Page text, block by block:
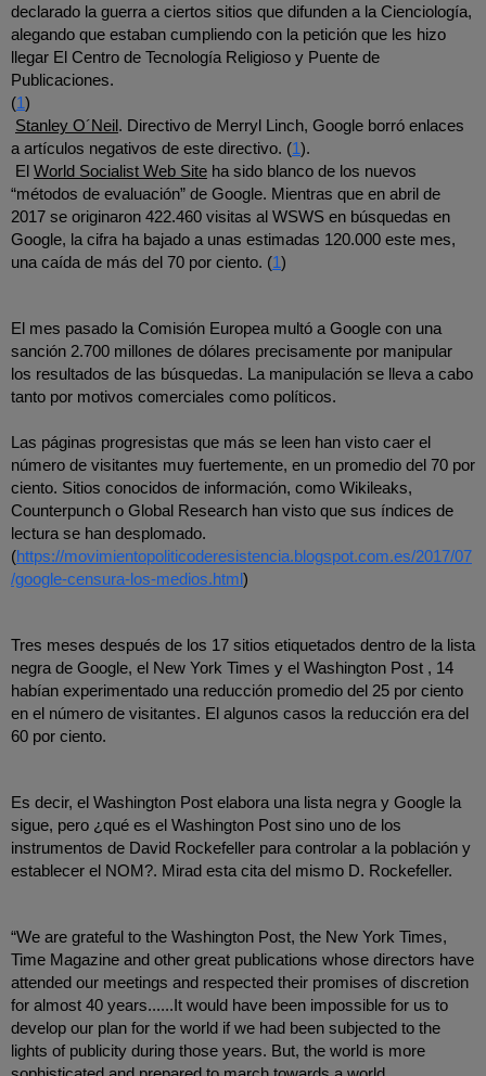
declarado la guerra a ciertos sitios que difunden a la Cienciología,
alegando que estaban cumpliendo con la petición que les hizo
llegar El Centro de Tecnología Religioso y Puente de
Publicaciones.
(1 )
Stanley O´Neil . Directivo de Merryl Linch, Google borró enlaces
a artículos negativos de este directivo. (1 ).
El World Socialist Web Site ha sido blanco de los nuevos
“métodos de evaluación” de Google. Mientras que en abril de
2017 se originaron 422.460 visitas al WSWS en búsquedas en
Google, la cifra ha bajado a unas estimadas 120.000 este mes,
una caída de más del 70 por ciento. (1 )
El mes pasado la Comisión Europea multó a Google con una
sanción 2.700 millones de dólares precisamente por manipular
los resultados de las búsquedas. La manipulación se lleva a cabo
tanto por motivos comerciales como políticos.
Las páginas progresistas que más se leen han visto caer el
número de visitantes muy fuertemente, en un promedio del 70 por
ciento. Sitios conocidos de información, como Wikileaks,
Counterpunch o Global Research han visto que sus índices de
lectura se han desplomado.
(https://movimientopoliticoderesistencia.blogspot.com.es/2017/07
/google-censura-los-medios.html )
Tres meses después de los 17 sitios etiquetados dentro de la lista
negra de Google, el New York Times y el Washington Post , 14
habían experimentado una reducción promedio del 25 por ciento
en el número de visitantes. El algunos casos la reducción era del
60 por ciento.
Es decir, el Washington Post elabora una lista negra y Google la
sigue, pero ¿qué es el Washington Post sino uno de los
instrumentos de David Rockefeller para controlar a la población y
establecer el NOM?. Mirad esta cita del mismo D. Rockefeller.
“We are grateful to the Washington Post, the New York Times,
Time Magazine and other great publications whose directors have
attended our meetings and respected their promises of discretion
for almost 40 years......It would have been impossible for us to
develop our plan for the world if we had been subjected to the
lights of publicity during those years. But, the world is more